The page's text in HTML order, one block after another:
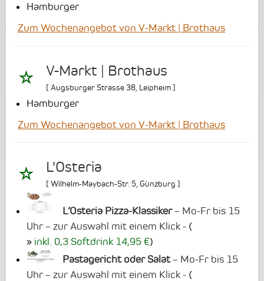
Hamburger
Zum Wochenangebot von V-Markt | Brothaus
V-Markt | Brothaus
[ Augsburger Strasse 38 Leipheim]
Hamburger
Zum Wochenangebot von V-Markt | Brothaus
L'Osteria
[ Wilhelm-Maybach-Str. 5 Günzburg ]
L’Osteria Pizza-Klassiker– Mo-Fr bis 15
Uhr – zur Auswahl mit einem Klick - (
inkl. 0,3 Softdrink 14,95 €)
Pastagericht oder Salat– Mo-Fr bis 15
Uhr – zur Auswahl mit einem Klick - (